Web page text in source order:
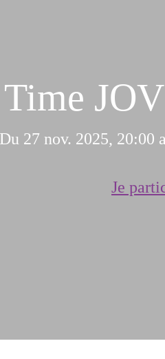
Du 27 nov. 2025, 20:00
Je